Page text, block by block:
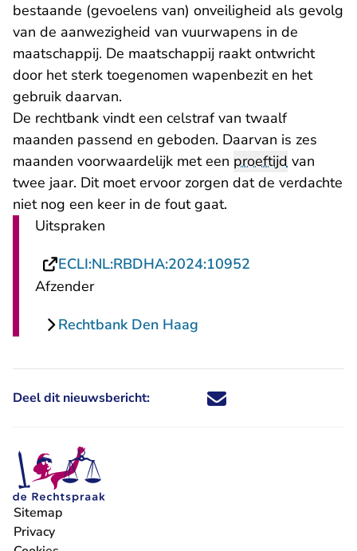
bestaande (gevoelens van) onveiligheid als gevolg
van de aanwezigheid van vuurwapens in de
maatschappij. De maatschappij raakt ontwricht
door het sterk toegenomen wapenbezit en het
gebruik daarvan.
De rechtbank vindt een celstraf van twaalf
maanden passend en geboden. Daarvan is zes
maanden voorwaardelijk met een proeftijd van
twee jaar. Dit moet ervoor zorgen dat de verdachte
niet nog een keer in de fout gaat.
Uitspraken
ECLI:NL:RBDHA:2024:10952
Afzender
Rechtbank Den Haag
Deel dit nieuwsbericht: Deel dit nieuwsbericht via X -
Deel dit nieuwsbericht via
Deel dit nieuwsbericht
Deel dit
Sitemap
Privacy